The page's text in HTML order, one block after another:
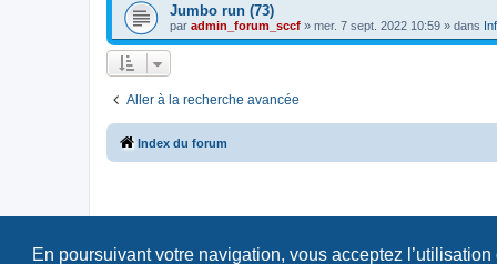
En poursuivant votre navigation, vous acceptez l’utilisation
Jumbo run (73)
par admin_forum_sccf » mer. 7 sept. 2022 10:59 » dans
Aller à la recherche avancée
Index du forum